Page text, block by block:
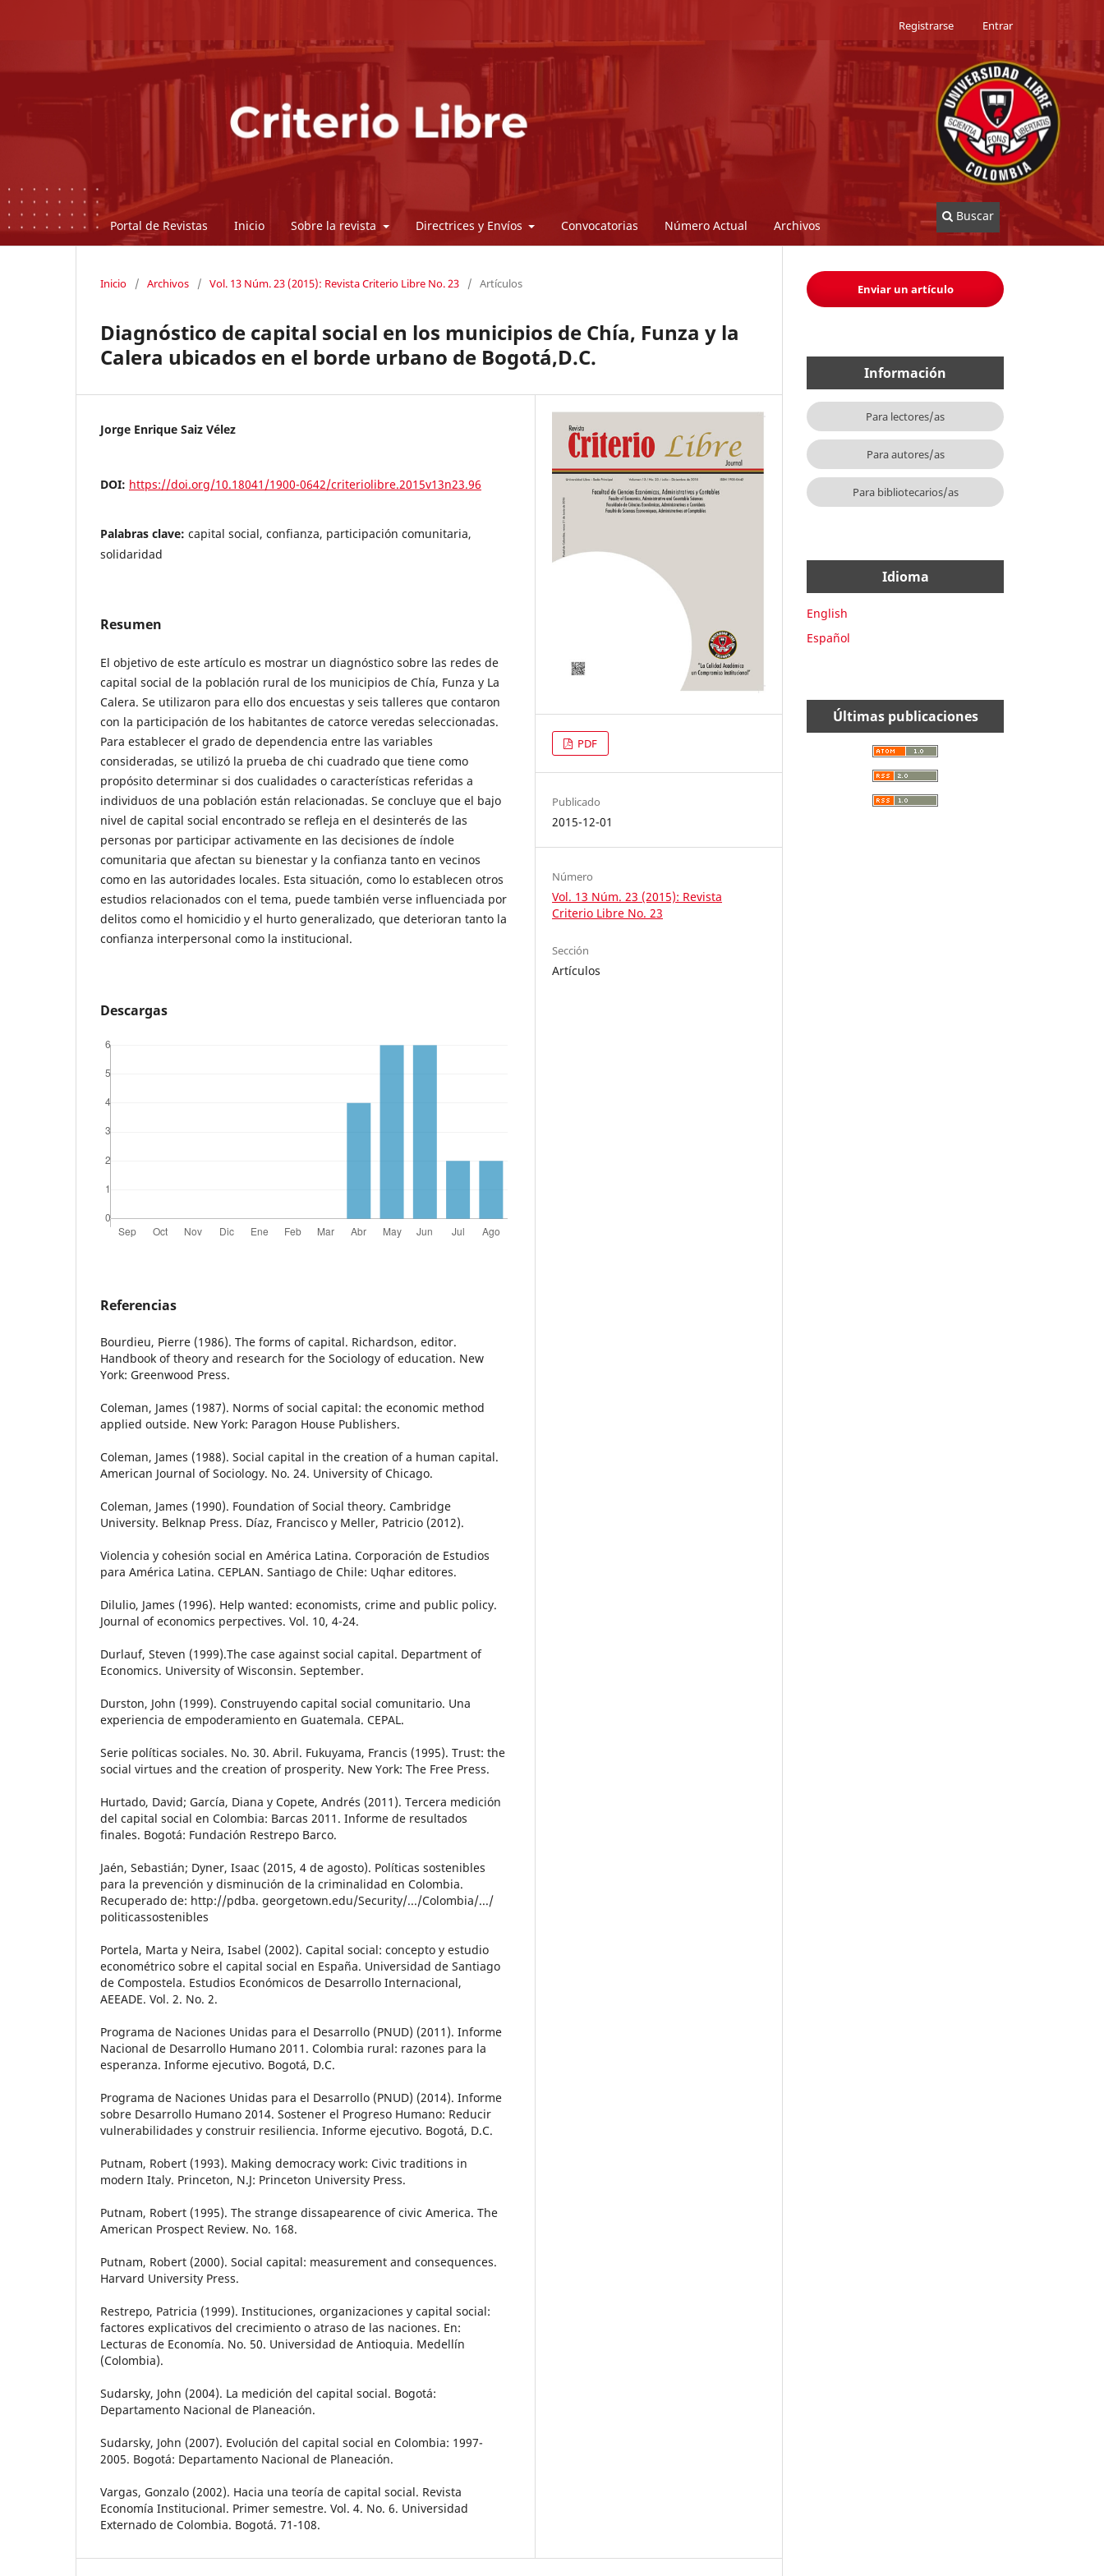
Portal de Revistas Inicio Sobre la revista Directrices y Envíos Convocatorias Número Actual Archivos
Buscar
Registrarse Entrar
Inicio / Archivos / Vol. 13 Núm. 23 (2015): Revista Criterio Libre No. 23 / Artículos
Diagnóstico de capital social en los municipios de Chía, Funza y la
Calera ubicados en el borde urbano de Bogotá,D.C.
Jorge Enrique Saiz Vélez
DOI: https://doi.org/10.18041/1900-0642/criteriolibre.2015v13n23.96
Palabras clave: capital social, confianza, participación comunitaria,
solidaridad
Resumen
El objetivo de este artículo es mostrar un diagnóstico sobre las redes de
capital social de la población rural de los municipios de Chía, Funza y La
Calera. Se utilizaron para ello dos encuestas y seis talleres que contaron
con la participación de los habitantes de catorce veredas seleccionadas.
Para establecer el grado de dependencia entre las variables
consideradas, se utilizó la prueba de chi cuadrado que tiene como
propósito determinar si dos cualidades o características referidas a
individuos de una población están relacionadas. Se concluye que el bajo
nivel de capital social encontrado se refleja en el desinterés de las
personas por participar activamente en las decisiones de índole
comunitaria que afectan su bienestar y la confianza tanto en vecinos
como en las autoridades locales. Esta situación, como lo establecen otros
estudios relacionados con el tema, puede también verse influenciada por
delitos como el homicidio y el hurto generalizado, que deterioran tanto la
confianza interpersonal como la institucional.
Descargas
Referencias
Bourdieu, Pierre (1986). The forms of capital. Richardson, editor.
Handbook of theory and research for the Sociology of education. New
York: Greenwood Press.
Coleman, James (1987). Norms of social capital: the economic method
applied outside. New York: Paragon House Publishers.
Coleman, James (1988). Social capital in the creation of a human capital.
American Journal of Sociology. No. 24. University of Chicago.
Coleman, James (1990). Foundation of Social theory. Cambridge
University. Belknap Press. Díaz, Francisco y Meller, Patricio (2012).
Violencia y cohesión social en América Latina. Corporación de Estudios
para América Latina. CEPLAN. Santiago de Chile: Uqhar editores.
Dilulio, James (1996). Help wanted: economists, crime and public policy.
Journal of economics perpectives. Vol. 10, 4-24.
Durlauf, Steven (1999).The case against social capital. Department of
Economics. University of Wisconsin. September.
Durston, John (1999). Construyendo capital social comunitario. Una
experiencia de empoderamiento en Guatemala. CEPAL.
Serie políticas sociales. No. 30. Abril. Fukuyama, Francis (1995). Trust: the
social virtues and the creation of prosperity. New York: The Free Press.
Hurtado, David; García, Diana y Copete, Andrés (2011). Tercera medición
del capital social en Colombia: Barcas 2011. Informe de resultados
finales. Bogotá: Fundación Restrepo Barco.
Jaén, Sebastián; Dyner, Isaac (2015, 4 de agosto). Políticas sostenibles
para la prevención y disminución de la criminalidad en Colombia.
Recuperado de: http://pdba. georgetown.edu/Security/.../Colombia/.../
politicassostenibles
Portela, Marta y Neira, Isabel (2002). Capital social: concepto y estudio
econométrico sobre el capital social en España. Universidad de Santiago
de Compostela. Estudios Económicos de Desarrollo Internacional,
AEEADE. Vol. 2. No. 2.
Programa de Naciones Unidas para el Desarrollo (PNUD) (2011). Informe
Nacional de Desarrollo Humano 2011. Colombia rural: razones para la
esperanza. Informe ejecutivo. Bogotá, D.C.
Programa de Naciones Unidas para el Desarrollo (PNUD) (2014). Informe
sobre Desarrollo Humano 2014. Sostener el Progreso Humano: Reducir
vulnerabilidades y construir resiliencia. Informe ejecutivo. Bogotá, D.C.
Putnam, Robert (1993). Making democracy work: Civic traditions in
modern Italy. Princeton, N.J: Princeton University Press.
Putnam, Robert (1995). The strange dissapearence of civic America. The
American Prospect Review. No. 168.
Putnam, Robert (2000). Social capital: measurement and consequences.
Harvard University Press.
Restrepo, Patricia (1999). Instituciones, organizaciones y capital social:
factores explicativos del crecimiento o atraso de las naciones. En:
Lecturas de Economía. No. 50. Universidad de Antioquia. Medellín
(Colombia).
Sudarsky, John (2004). La medición del capital social. Bogotá:
Departamento Nacional de Planeación.
Sudarsky, John (2007). Evolución del capital social en Colombia: 1997-
2005. Bogotá: Departamento Nacional de Planeación.
Vargas, Gonzalo (2002). Hacia una teoría de capital social. Revista
Economía Institucional. Primer semestre. Vol. 4. No. 6. Universidad
Externado de Colombia. Bogotá. 71-108.
PDF
Publicado
2015-12-01
Número
Vol. 13 Núm. 23 (2015): Revista
Criterio Libre No. 23
Sección
Artículos
Enviar un artículo
Información
Para lectores/as
Para autores/as
Para bibliotecarios/as
Idioma
English
Español
Últimas publicaciones